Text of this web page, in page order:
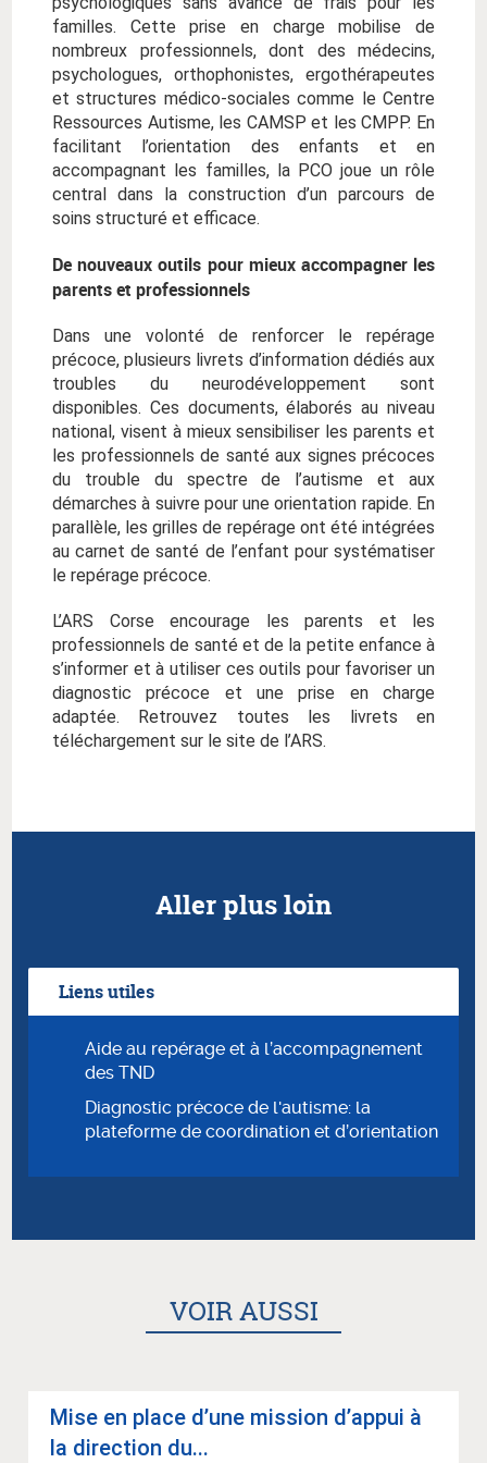
familles. Cette prise en charge mobilise de
nombreux professionnels, dont des médecins,
psychologues, orthophonistes, ergothérapeutes
et structures médico-sociales comme le Centre
Ressources Autisme, les CAMSP et les CMPP. En
facilitant l’orientation des enfants et en
accompagnant les familles, la PCO joue un rôle
central dans la construction d’un parcours de
soins structuré et efficace.
De nouveaux outils pour mieux accompagner les
parents et professionnels
Dans une volonté de renforcer le repérage
précoce, plusieurs livrets d’information dédiés aux
troubles du neurodéveloppement sont
disponibles. Ces documents, élaborés au niveau
national, visent à mieux sensibiliser les parents et
les professionnels de santé aux signes précoces
du trouble du spectre de l’autisme et aux
démarches à suivre pour une orientation rapide. En
parallèle, les grilles de repérage ont été intégrées
au carnet de santé de l’enfant pour systématiser
le repérage précoce.
L’ARS Corse encourage les parents et les
professionnels de santé et de la petite enfance à
s’informer et à utiliser ces outils pour favoriser un
diagnostic précoce et une prise en charge
adaptée. Retrouvez toutes les livrets en
téléchargement sur le site de l’ARS.
Aller plus loin
Liens utiles
Aide au repérage et à l’accompagnement
des TND
Diagnostic précoce de l'autisme: la
plateforme de coordination et d’orientation
VOIR AUSSI
Mise en place d’une mis­sion d’ap­pui à
la direc­tion du...